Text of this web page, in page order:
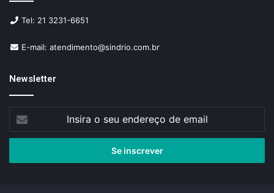
Tel: 21 3231-6651
E-mail: atendimento@sindrio.com.br
Newsletter
seu
de